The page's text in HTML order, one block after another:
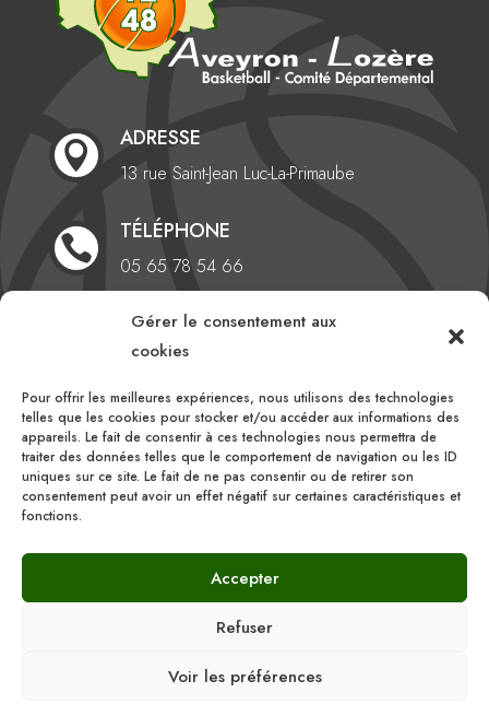
Gérer le consentement aux
cookies
Pour offrir les meilleures expériences, nous utilisons des technologies
telles que les cookies pour stocker et/ou accéder aux informations des
appareils. Le fait de consentir à ces technologies nous permettra de
traiter des données telles que le comportement de navigation ou les ID
uniques sur ce site. Le fait de ne pas consentir ou de retirer son
consentement peut avoir un effet négatif sur certaines caractéristiques et
fonctions.
Accepter
Refuser
Voir les préférences

ADRESSE
13 rue Saint-Jean Luc-La-Primaube

TÉLÉPHONE
05 65 78 54 66
EMAIL
comite@aveyronlozerebasketball.org

HEURES D'OUVERTURE
Du lundi au vendredi
10h00 – 16h00
Comité Départemental du Basket Ball Aveyron